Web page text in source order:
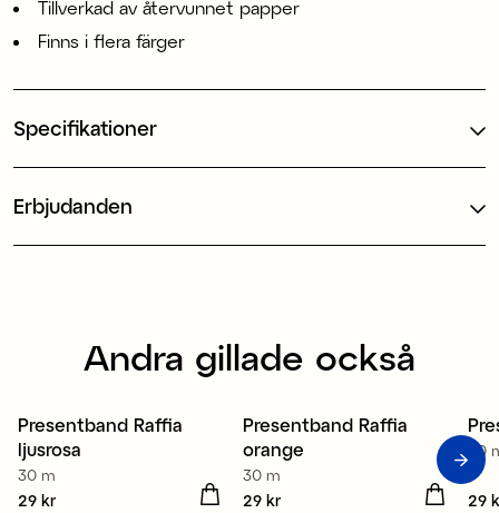
Tillverkad av återvunnet papper
Finns i flera färger
Specifikationer
Erbjudanden
Andra gillade också
4 för 3
Presentband Raffia
ljusrosa
30 m
Pris:
29 kr
4 för 3
Presentband Raffia
orange
30 m
Pris:
29 kr
30
Pris
29